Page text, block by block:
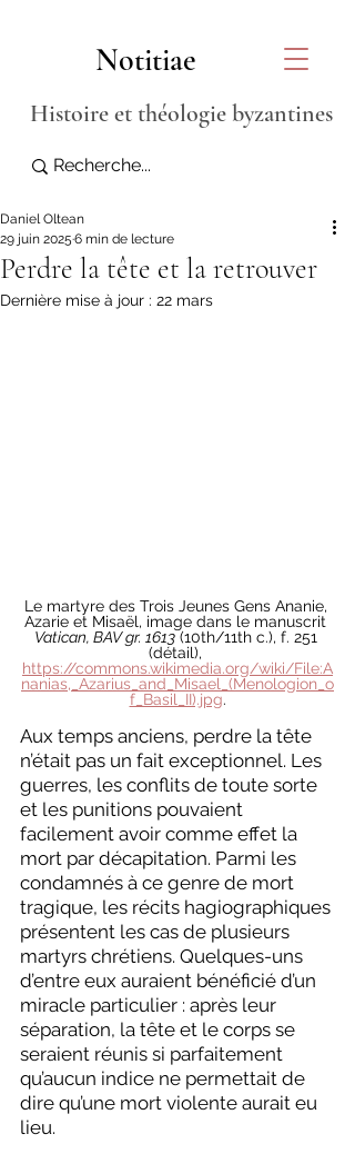
Notitiae
Histoire et théologie byzantines
Perdre la tête et la retrouver
Daniel Oltean
29 juin 2025 6 min de lecture
Dernière mise à jour : 22 mars
Le martyre des Trois Jeunes Gens Ananie,
Azarie et Misaël, image dans le manuscrit
Vatican, BAV gr. 1613 (10th/11th c.), f. 251
(détail),
https://commons.wikimedia.org/wiki/File:A
nanias,_Azarius_and_Misael_(Menologion_o
f_Basil_II).jpg.
Aux temps anciens, perdre la tête
n’était pas un fait exceptionnel. Les
guerres, les conflits de toute sorte
et les punitions pouvaient
facilement avoir comme effet la
mort par décapitation. Parmi les
condamnés à ce genre de mort
tragique, les récits hagiographiques
présentent les cas de plusieurs
martyrs chrétiens. Quelques-uns
d’entre eux auraient bénéficié d’un
miracle particulier : après leur
séparation, la tête et le corps se
seraient réunis si parfaitement
qu’aucun indice ne permettait de
dire qu’une mort violente aurait eu
lieu.